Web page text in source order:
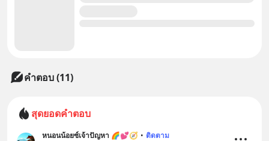
คำตอบ (11)
สุดยอดคำตอบ
หนอนน้อยซ์เจ้าปัญหา 🌈💕🧭 • ติดตาม